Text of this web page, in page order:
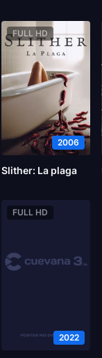
FULL HD
2006
Slither: La plaga
FULL HD
2022